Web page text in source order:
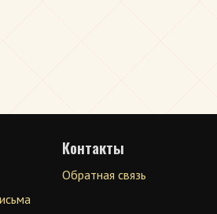
Контакты
Обратная связь